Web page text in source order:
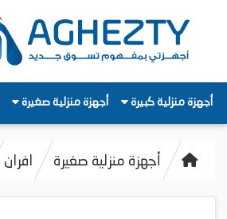
أجهزة منزلية كبيرة أجهزة منزلية صغيرة
أجهزة منزلية صغيرة افران